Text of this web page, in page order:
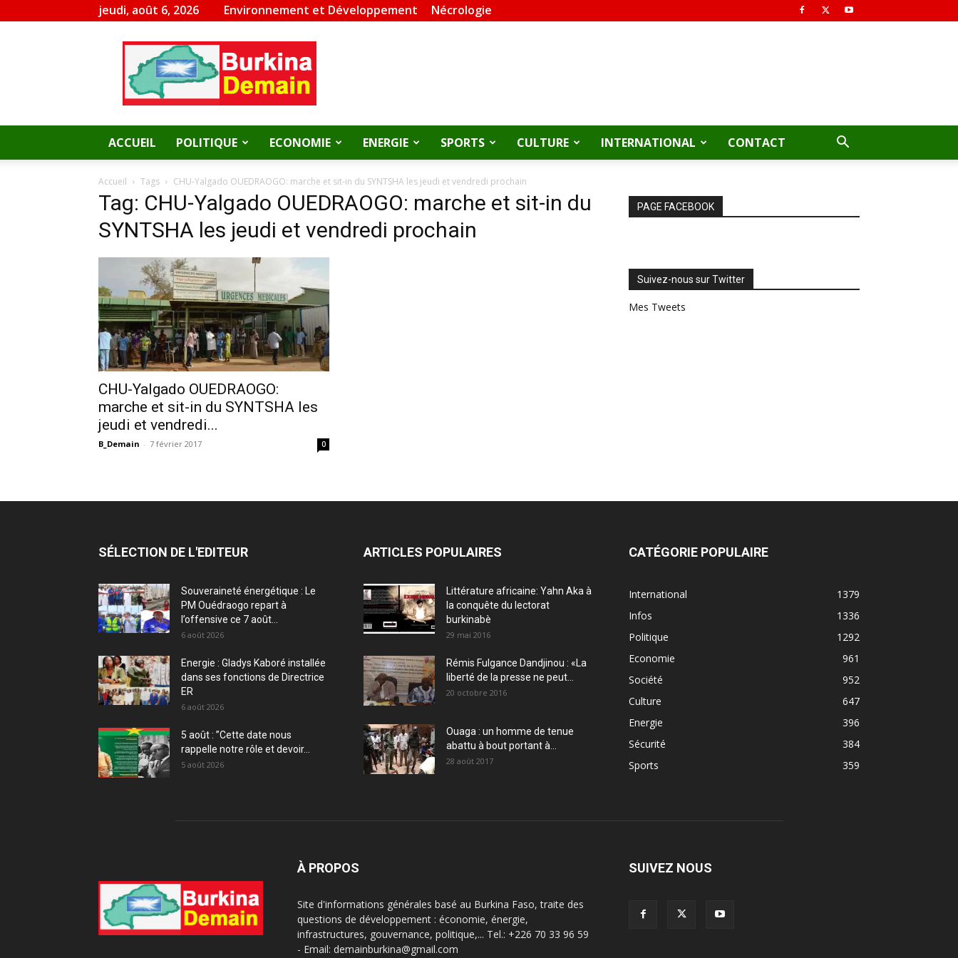
jeudi, août 6, 2026 Environnement et Développement Nécrologie
Burkina
Demain
ACCUEIL POLITIQUE ECONOMIE ENERGIE SPORTS CULTURE INTERNATIONAL CONTACT
Accueil Tags CHU-Yalgado OUEDRAOGO: marche et sit-in du SYNTSHA les jeudi et vendredi prochain
Tag: CHU-Yalgado OUEDRAOGO: marche et sit-in du
SYNTSHA les jeudi et vendredi prochain
CHU-Yalgado OUEDRAOGO:
marche et sit-in du SYNTSHA les
jeudi et vendredi...
B_Demain - 7 février 2017 0
PAGE FACEBOOK
Suivez-nous sur Twitter
Mes Tweets
SÉLECTION DE L'EDITEUR
Souveraineté énergétique : Le
PM Ouédraogo repart à
l’offensive ce 7 août...
6 août 2026
Energie : Gladys Kaboré installée
dans ses fonctions de Directrice
ER
6 août 2026
5 août : ”Cette date nous
rappelle notre rôle et devoir...
5 août 2026
ARTICLES POPULAIRES
Littérature africaine: Yahn Aka à
la conquête du lectorat
burkinabè
29 mai 2016
Rémis Fulgance Dandjinou : «La
liberté de la presse ne peut...
20 octobre 2016
Ouaga : un homme de tenue
abattu à bout portant à...
28 août 2017
CATÉGORIE POPULAIRE
International
1379
Infos
1336
Politique
1292
Economie
961
Société
952
Culture
647
Energie
396
Sécurité
384
Sports
359
À PROPOS
Site d'informations générales basé au Burkina Faso, traite des
questions de développement : économie, énergie,
infrastructures, gouvernance, politique,... Tel.: +226 70 33 96 59
- Email: demainburkina@gmail.com
SUIVEZ NOUS